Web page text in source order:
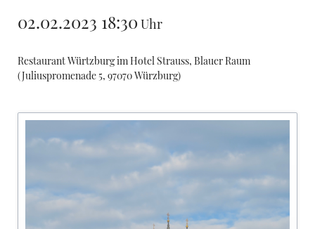
02.02.2023 18:30 Uhr
Restaurant Würtzburg im Hotel Strauss, Blauer Raum
(Juliuspromenade 5, 97070 Würzburg)